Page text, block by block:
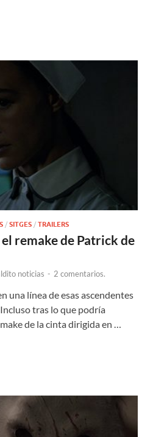
/ SITGES / TRAILERS
remake de Patrick de
noticias - 2 comentarios.
una línea de esas ascendentes
tras lo que podría
de la cinta dirigida en …